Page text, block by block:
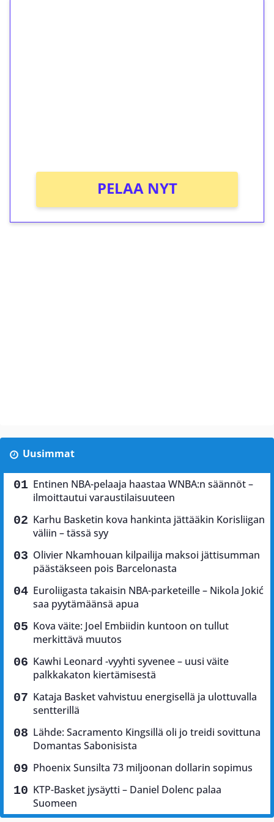
PELAA NYT
Uusimmat
Entinen NBA-pelaaja haastaa WNBA:n säännöt –
ilmoittautui varaustilaisuuteen
Karhu Basketin kova hankinta jättääkin Korisliigan
väliin – tässä syy
Olivier Nkamhouan kilpailija maksoi jättisumman
päästäkseen pois Barcelonasta
Euroliigasta takaisin NBA-parketeille – Nikola Jokić
saa pyytämäänsä apua
Kova väite: Joel Embiidin kuntoon on tullut
merkittävä muutos
Kawhi Leonard -vyyhti syvenee – uusi väite
palkkakaton kiertämisestä
Kataja Basket vahvistuu energisellä ja ulottuvalla
sentterillä
Lähde: Sacramento Kingsillä oli jo treidi sovittuna
Domantas Sabonisista
Phoenix Sunsilta 73 miljoonan dollarin sopimus
KTP-Basket jysäytti – Daniel Dolenc palaa
Suomeen